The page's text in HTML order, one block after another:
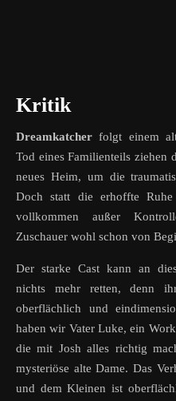
Kritik
Dreamkatcher folgt einem
Tod eines Familienteils ziehen
neues Heim, um die
Doch statt die erhoffte
vollkommen außer
Zuschauer wohl schon von
Der starke Cast kann an
nichts mehr retten, denn
oberflächlich und
haben wir Vater Luke, ein
die mit Josh alles richtig
mysteriöse alte Dame. Das
und dem Kleinen ist